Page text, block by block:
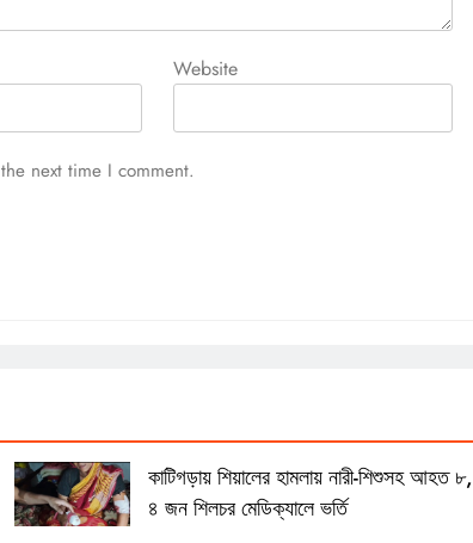
Website
next time I comment.
কাটিগড়ায় শিয়ালের হামলায় নারী-শিশুসহ আহত ৮,
৪ জন শিলচর মেডিক্যালে ভর্তি